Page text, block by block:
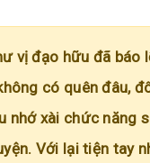
vị đạo hữu đã báo
có quên đâu,
nhớ xài chức năng
Với lại tiện tay